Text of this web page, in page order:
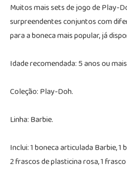
Muitos mais sets de jogo de Play-
surpreendentes conjuntos com
para a boneca mais popular, já
Idade recomendada: 5 anos ou
Coleção: Play-Doh.
Linha: Barbie.
Inclui: 1 boneca articulada Barbie,
2 frascos de plasticina rosa, 1